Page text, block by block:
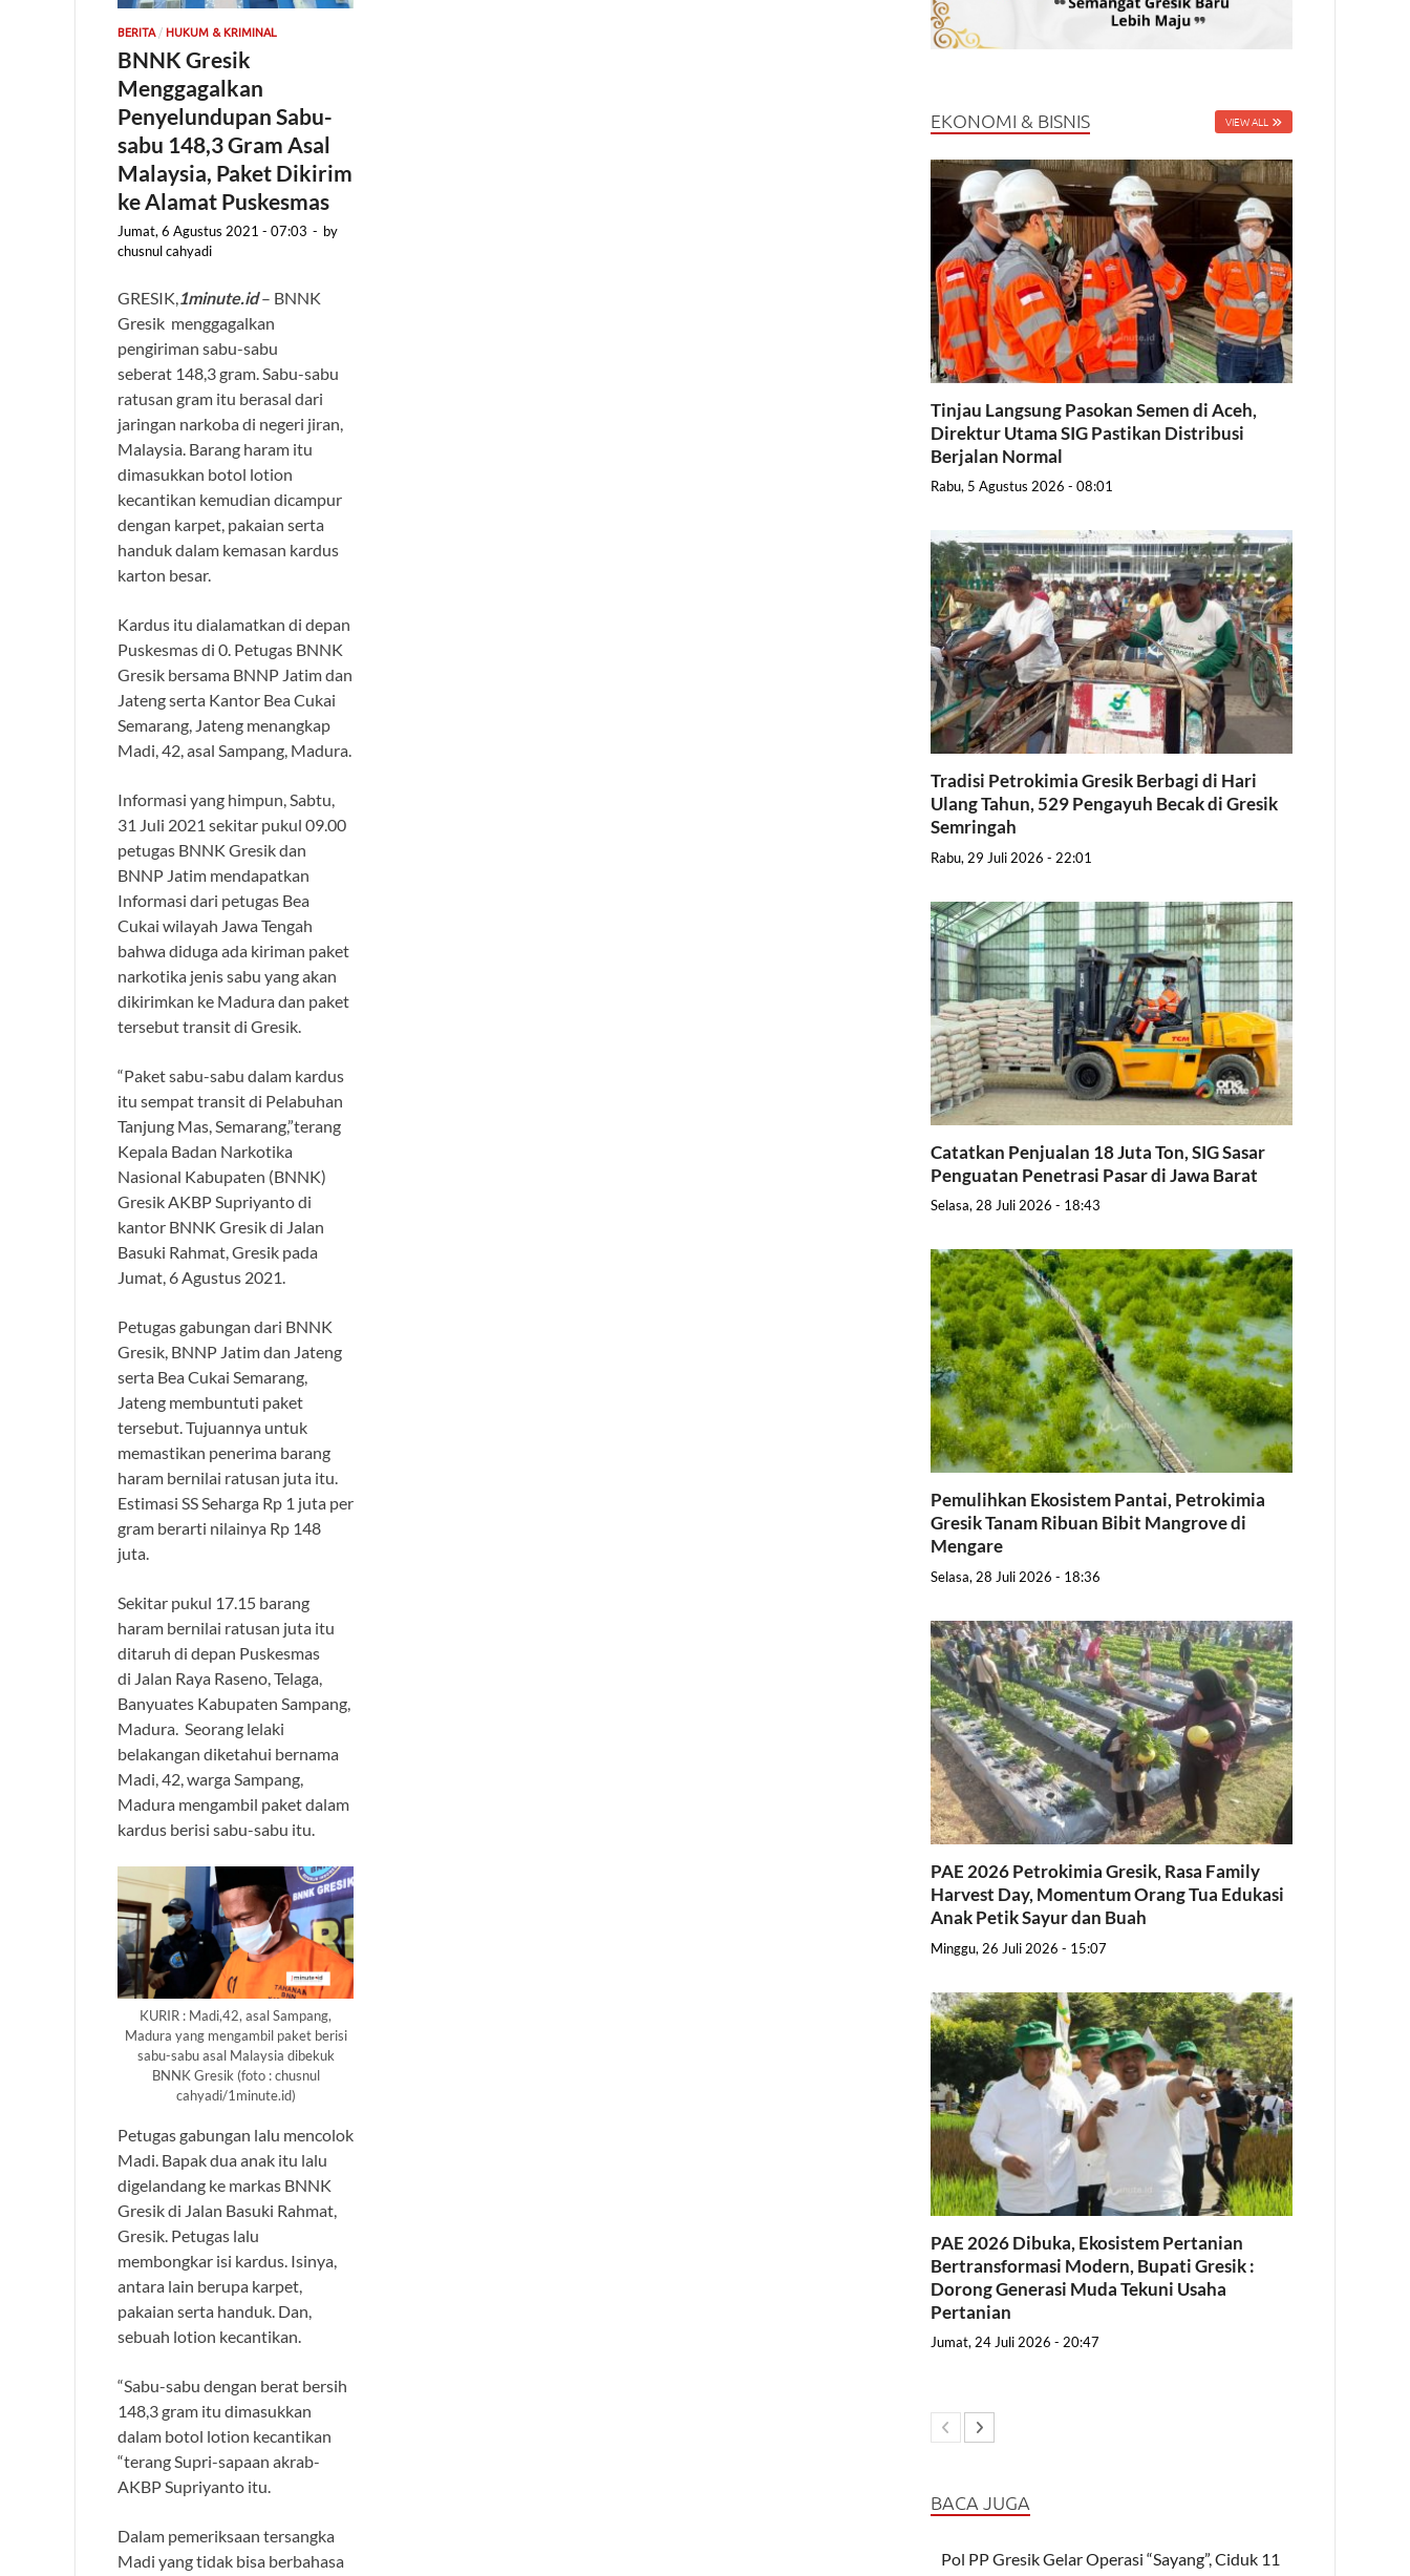
BERITA/ HUKUM & KRIMINAL
BNNK Gresik
Menggagalkan
Penyelundupan Sabu-
sabu 148,3 Gram Asal
Malaysia, Paket Dikirim
ke Alamat Puskesmas
Jumat, 6 Agustus 2021 - 07:03 - by
chusnul cahyadi
GRESIK, 1minute.id– BNNK
Gresik menggagalkan
pengiriman sabu-sabu
seberat 148,3 gram. Sabu-sabu
ratusan gram itu berasal dari
jaringan narkoba di negeri jiran,
Malaysia. Barang haram itu
dimasukkan botol lotion
kecantikan kemudian dicampur
dengan karpet, pakaian serta
handuk dalam kemasan kardus
karton besar.
Kardus itu dialamatkan di depan
Puskesmas di 0. Petugas BNNK
Gresik bersama BNNP Jatim dan
Jateng serta Kantor Bea Cukai
Semarang, Jateng menangkap
Madi, 42, asal Sampang, Madura.
Informasi yang himpun, Sabtu,
31 Juli 2021 sekitar pukul 09.00
petugas BNNK Gresik dan
BNNP Jatim mendapatkan
Informasi dari petugas Bea
Cukai wilayah Jawa Tengah
bahwa diduga ada kiriman paket
narkotika jenis sabu yang akan
dikirimkan ke Madura dan paket
tersebut transit di Gresik.
“Paket sabu-sabu dalam kardus
itu sempat transit di Pelabuhan
Tanjung Mas, Semarang,”terang
Kepala Badan Narkotika
Nasional Kabupaten (BNNK)
Gresik AKBP Supriyanto di
kantor BNNK Gresik di Jalan
Basuki Rahmat, Gresik pada
Jumat, 6 Agustus 2021.
Petugas gabungan dari BNNK
Gresik, BNNP Jatim dan Jateng
serta Bea Cukai Semarang,
Jateng membuntuti paket
tersebut. Tujuannya untuk
memastikan penerima barang
haram bernilai ratusan juta itu.
Estimasi SS Seharga Rp 1 juta per
gram berarti nilainya Rp 148
juta.
Sekitar pukul 17.15 barang
haram bernilai ratusan juta itu
ditaruh di depan Puskesmas
di Jalan Raya Raseno, Telaga,
Banyuates Kabupaten Sampang,
Madura. Seorang lelaki
belakangan diketahui bernama
Madi, 42, warga Sampang,
Madura mengambil paket dalam
kardus berisi sabu-sabu itu.
KURIR : Madi,42, asal Sampang,
Madura yang mengambil paket berisi
sabu-sabu asal Malaysia dibekuk
BNNK Gresik (foto : chusnul
cahyadi/1minute.id)
Petugas gabungan lalu mencolok
Madi. Bapak dua anak itu lalu
digelandang ke markas BNNK
Gresik di Jalan Basuki Rahmat,
Gresik. Petugas lalu
membongkar isi kardus. Isinya,
antara lain berupa karpet,
pakaian serta handuk. Dan,
sebuah lotion kecantikan.
“Sabu-sabu dengan berat bersih
148,3 gram itu dimasukkan
dalam botol lotion kecantikan
“terang Supri-sapaan akrab-
AKBP Supriyanto itu.
Dalam pemeriksaan tersangka
Madi yang tidak bisa berbahasa
EKONOMI & BISNIS VIEW ALL
Tinjau Langsung Pasokan Semen di Aceh,
Direktur Utama SIG Pastikan Distribusi
Berjalan Normal
Rabu, 5 Agustus 2026 - 08:01
Tradisi Petrokimia Gresik Berbagi di Hari
Ulang Tahun, 529 Pengayuh Becak di Gresik
Semringah
Rabu, 29 Juli 2026 - 22:01
Catatkan Penjualan 18 Juta Ton, SIG Sasar
Penguatan Penetrasi Pasar di Jawa Barat
Selasa, 28 Juli 2026 - 18:43
Pemulihkan Ekosistem Pantai, Petrokimia
Gresik Tanam Ribuan Bibit Mangrove di
Mengare
Selasa, 28 Juli 2026 - 18:36
PAE 2026 Petrokimia Gresik, Rasa Family
Harvest Day, Momentum Orang Tua Edukasi
Anak Petik Sayur dan Buah
Minggu, 26 Juli 2026 - 15:07
PAE 2026 Dibuka, Ekosistem Pertanian
Bertransformasi Modern, Bupati Gresik :
Dorong Generasi Muda Tekuni Usaha
Pertanian
Jumat, 24 Juli 2026 - 20:47
BACA JUGA
Pol PP Gresik Gelar Operasi “Sayang”, Ciduk 11